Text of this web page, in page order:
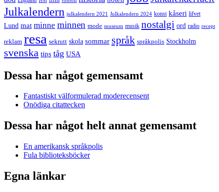
Julkalendern julkalendern 2021 Julkalendern 2024 konst kåseri lifvet
Lund mat minne minnen mode museum musik nostalgi ord radio recept
reklam resa sekrutt skola sommar språk språkpolis Stockholm
svenska tips tåg USA
Dessa har något gemensamt
Fantastiskt välformulerad moderecensent
Onödiga citattecken
Dessa har något helt annat gemensamt
En amerikansk språkpolis
Fula biblioteksböcker
Egna länkar